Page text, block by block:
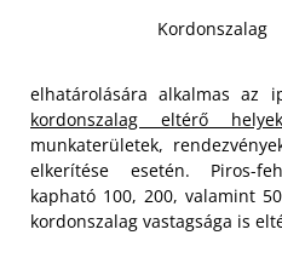
Kordonszalag
elhatárolására alkalmas az
kordonszalag eltérő
munkaterületek,
elkerítése esetén. Piros-
kapható 100, 200, valamint
kordonszalag vastagsága is